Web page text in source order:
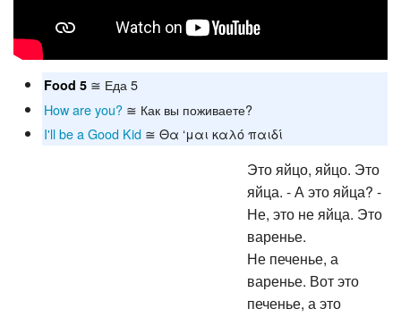
Food 5 ≅ Еда 5
How are you? ≅ Как вы поживаете?
I'll be a Good Kid ≅ Θα ‘μαι καλό παιδί
Это яйцо, яйцо. Это
яйца. - А это яйца? -
Не, это не яйца. Это
варенье.
Не печенье, а
варенье. Вот это
печенье, а это